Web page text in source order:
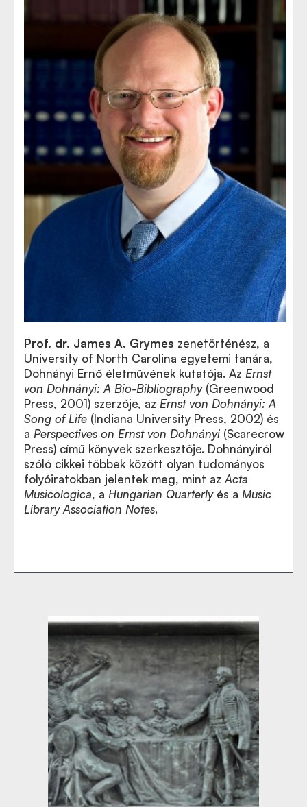
Prof. dr. James A. Grymes zenetörténész, a
University of North Carolina egyetemi tanára,
Dohnányi Ernő életművének kutatója. Az Ernst
von Dohnányi: A Bio-Bibliography(Greenwood
Press, 2001) szerzője, az Ernst von Dohnányi: A
Song of Life (Indiana University Press, 2002) és
a Perspectives on Ernst von Dohnányi (Scarecrow
Press) című könyvek szerkesztője. Dohnányiról
szóló cikkei többek között olyan tudományos
folyóiratokban jelentek meg, mint az Acta
Musicologica, a Hungarian Quarterly és a Music
Library Association Notes.